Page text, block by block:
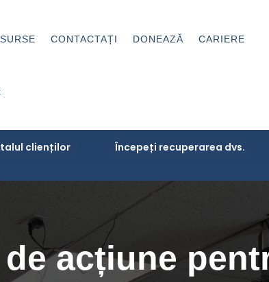
CONTACTAȚI DONEAZĂ CARIERE
clienților Începeți recuperarea dvs.
acțiune